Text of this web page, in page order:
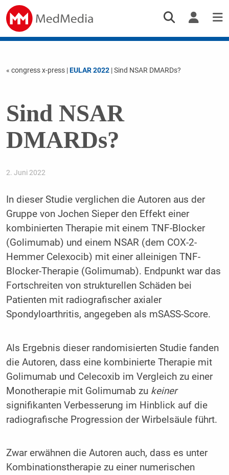
« congress x-press |EULAR 2022| Sind NSAR DMARDs?
Sind NSAR
DMARDs?
2. Juni 2022
In dieser Studie verglichen die Autoren aus der
Gruppe von Jochen Sieper den Effekt einer
kombinierten Therapie mit einem TNF-Blocker
(Golimumab) und einem NSAR (dem COX-2-
Hemmer Celexocib) mit einer alleinigen TNF-
Blocker-Therapie (Golimumab). Endpunkt war das
Fortschreiten von strukturellen Schäden bei
Patienten mit radiografischer axialer
Spondyloarthritis, angegeben als mSASS-Score.
Als Ergebnis dieser randomisierten Studie fanden
die Autoren, dass eine kombinierte Therapie mit
Golimumab und Celecoxib im Vergleich zu einer
Monotherapie mit Golimumab zu keiner
signifikanten Verbesserung im Hinblick auf die
radiografische Progression der Wirbelsäule führt.
Zwar erwähnen die Autoren auch, dass es unter
Kombinationstherapie zu einer numerischen